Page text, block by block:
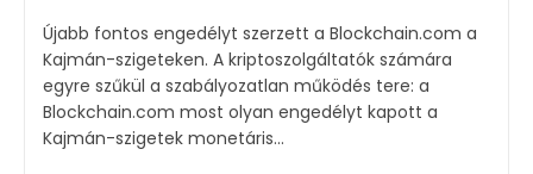
Újabb fontos engedélyt szerzett a Blockchain.com a
Kajmán-szigeteken. A kriptoszolgáltatók számára
egyre szűkül a szabályozatlan működés tere: a
Blockchain.com most olyan engedélyt kapott a
Kajmán-szigetek monetáris...